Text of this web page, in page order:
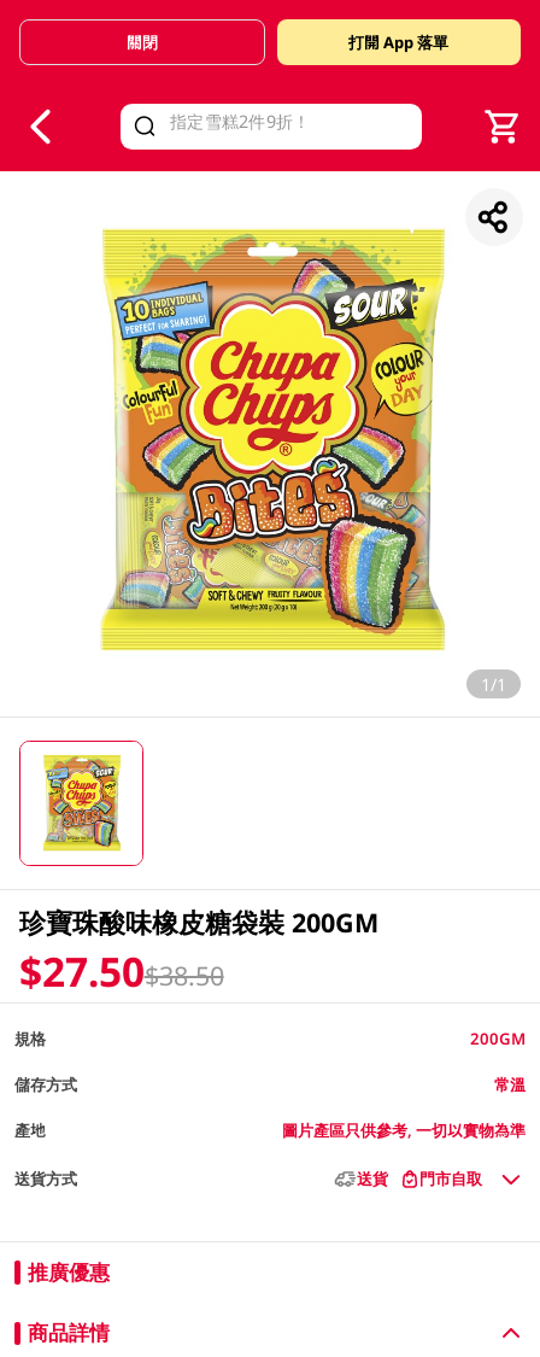
Valid Until 30 June 2026
關閉 打開 App 落單
1/1
珍寶珠酸味橡皮糖袋裝 200GM
$27.50$38.50
規格 200GM
儲存方式 常溫
產地 圖片產區只供參考, 一切以實物為準
送貨方式 送貨 門市自取
推廣優惠
商品詳情